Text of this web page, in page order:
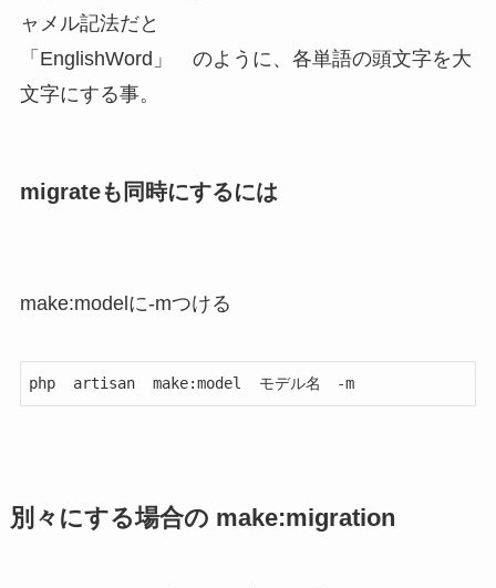
ャメル記法だと
「EnglishWord」 のように、各単語の頭文字を大
文字にする事。
migrateも同時にするには
make:modelに-mつける
php  artisan  make:model  モデル名　-m
別々にする場合の make:migration